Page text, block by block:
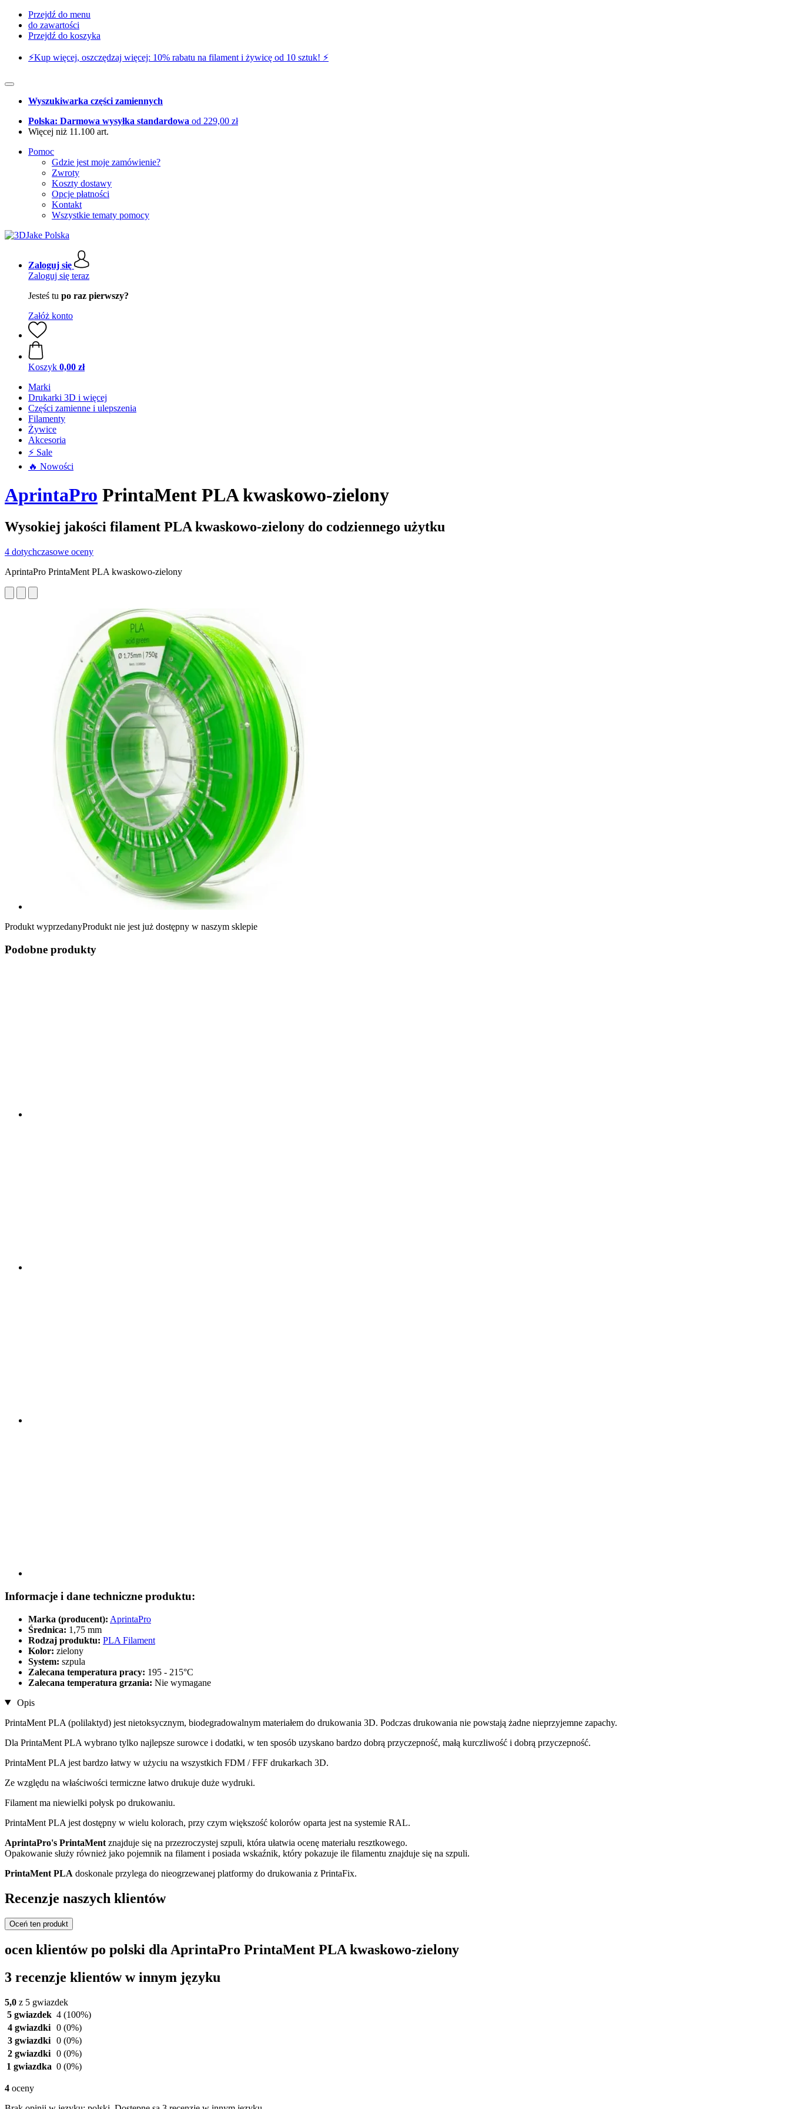
Przejdź do menu
do zawartości
Przejdź do koszyka
⚡️Kup więcej, oszczędzaj więcej: 10% rabatu na filament i żywicę od 10 sztuk! ⚡️
Wyszukiwarka części zamiennych
Polska: Darmowa wysyłka standardowa od 229,00 zł
Więcej niż 11.100 art.
Pomoc
Gdzie jest moje zamówienie?
Zwroty
Koszty dostawy
Opcje płatności
Kontakt
Wszystkie tematy pomocy
Zaloguj się
Zaloguj się teraz
Jesteś tu po raz pierwszy?
Załóż konto
Koszyk 0,00 zł
Marki
Drukarki 3D i więcej
Części zamienne i ulepszenia
Filamenty
Żywice
Akcesoria
⚡ Sale
🔥 Nowości
AprintaPro PrintaMent PLA kwaskowo-zielony
Wysokiej jakości filament PLA kwaskowo-zielony do codziennego użytku
4 dotychczasowe oceny
AprintaPro PrintaMent PLA kwaskowo-zielony
Produkt wyprzedanyProdukt nie jest już dostępny w naszym sklepie
Podobne produkty
Informacje i dane techniczne produktu:
Marka (producent): AprintaPro
Średnica: 1,75 mm
Rodzaj produktu: PLA Filament
Kolor: zielony
System: szpula
Zalecana temperatura pracy: 195 - 215°C
Zalecana temperatura grzania: Nie wymagane
Opis
PrintaMent PLA (polilaktyd) jest nietoksycznym, biodegradowalnym materiałem do drukowania 3D. Podczas drukowania nie powstają żadne nieprzyjemne zapachy.
Dla PrintaMent PLA wybrano tylko najlepsze surowce i dodatki, w ten sposób uzyskano bardzo dobrą przyczepność, małą kurczliwość i dobrą przyczepność.
PrintaMent PLA jest bardzo łatwy w użyciu na wszystkich FDM / FFF drukarkach 3D.
Ze względu na właściwości termiczne łatwo drukuje duże wydruki.
Filament ma niewielki połysk po drukowaniu.
PrintaMent PLA jest dostępny w wielu kolorach, przy czym większość kolorów oparta jest na systemie RAL.
AprintaPro's PrintaMent znajduje się na przezroczystej szpuli, która ułatwia ocenę materiału resztkowego.
Opakowanie służy również jako pojemnik na filament i posiada wskaźnik, który pokazuje ile filamentu znajduje się na szpuli.
PrintaMent PLA doskonale przylega do nieogrzewanej platformy do drukowania z PrintaFix.
Recenzje naszych klientów
Oceń ten produkt
ocen klientów po polski dla AprintaPro PrintaMent PLA kwaskowo-zielony
3 recenzje klientów w innym języku
5,0 z 5 gwiazdek
5 gwiazdek 4 (100%)
4 gwiazdki 0 (0%)
3 gwiazdki 0 (0%)
2 gwiazdki 0 (0%)
1 gwiazdka 0 (0%)
4 oceny